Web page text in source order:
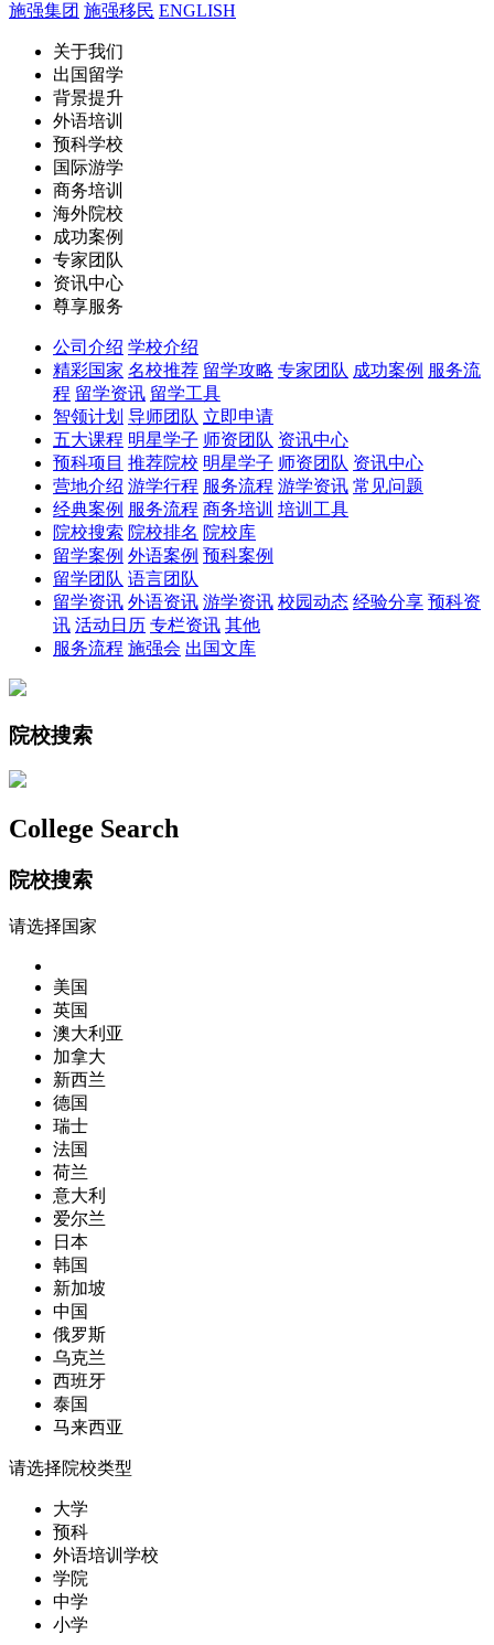
施强集团 施强移民 ENGLISH
关于我们
出国留学
背景提升
外语培训
预科学校
国际游学
商务培训
海外院校
成功案例
专家团队
资讯中心
尊享服务
公司介绍 学校介绍
精彩国家 名校推荐 留学攻略 专家团队 成功案例 服务流
程 留学资讯 留学工具
智领计划 导师团队 立即申请
五大课程 明星学子 师资团队 资讯中心
预科项目 推荐院校 明星学子 师资团队 资讯中心
营地介绍 游学行程 服务流程 游学资讯 常见问题
经典案例 服务流程 商务培训 培训工具
院校搜索 院校排名 院校库
留学案例 外语案例 预科案例
留学团队 语言团队
留学资讯 外语资讯 游学资讯 校园动态 经验分享 预科资
讯 活动日历 专栏资讯 其他
服务流程 施强会 出国文库
院校搜索
College Search
院校搜索
请选择国家
美国
英国
澳大利亚
加拿大
新西兰
德国
瑞士
法国
荷兰
意大利
爱尔兰
日本
韩国
新加坡
中国
俄罗斯
乌克兰
西班牙
泰国
马来西亚
请选择院校类型
大学
预科
外语培训学校
学院
中学
小学